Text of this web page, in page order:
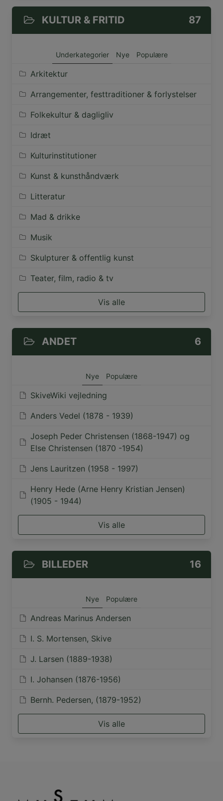
KULTUR & FRITID 87
Underkategorier Nye Populære
Arkitektur
Arrangementer, festtraditioner & forlystelser
Folkekultur & dagligliv
Idræt
Kulturinstitutioner
Kunst & kunsthåndværk
Litteratur
Mad & drikke
Musik
Skulpturer & offentlig kunst
Teater, film, radio & tv
Vis alle
ANDET 6
Nye Populære
SkiveWiki vejledning
Anders Vedel (1878 - 1939)
Joseph Peder Christensen (1868-1947) og
Else Christensen (1870 -1954)
Jens Lauritzen (1958 - 1997)
Henry Hede (Arne Henry Kristian Jensen)
(1905 - 1944)
Vis alle
BILLEDER 16
Nye Populære
Andreas Marinus Andersen
I. S. Mortensen, Skive
J. Larsen (1889-1938)
I. Johansen (1876-1956)
Bernh. Pedersen, (1879-1952)
Vis alle